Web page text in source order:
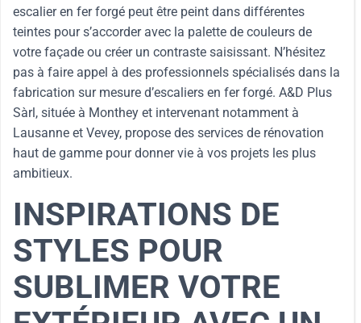
escalier en fer forgé peut être peint dans différentes
teintes pour s’accorder avec la palette de couleurs de
votre façade ou créer un contraste saisissant. N’hésitez
pas à faire appel à des professionnels spécialisés dans la
fabrication sur mesure d’escaliers en fer forgé. A&D Plus
Sàrl, située à Monthey et intervenant notamment à
Lausanne et Vevey, propose des services de rénovation
haut de gamme pour donner vie à vos projets les plus
ambitieux.
INSPIRATIONS DE
STYLES POUR
SUBLIMER VOTRE